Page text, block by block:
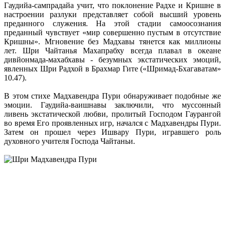
Гаудийа-сампрадайа учит, что поклонение Радхе и Кришне в
настроении разлуки представляет собой высший уровень
преданного служения. На этой стадии самоосознания
преданный чувствует «мир совершенно пустым в отсутствие
Кришны». Мгновение без Мадхавы тянется как миллионы
лет. Шри Чайтанья Махапрабху всегда плавал в океане
дивйонмада-махабхавы - безумных экстатических эмоций,
явленных Шри Радхой в Брахмар Гите («Шримад-Бхагаватам»
10.47).
В этом стихе Мадхавендра Пури обнаруживает подобные же
эмоции. Гаудийа-ваишнавы заключили, что муссонный
ливень экстатической любви, пролитый Господом Гаурангой
во время Его проявленных игр, начался с Мадхавендры Пури.
Затем он прошел через Ишвару Пури, игравшего роль
духовного учителя Господа Чайтаньи.